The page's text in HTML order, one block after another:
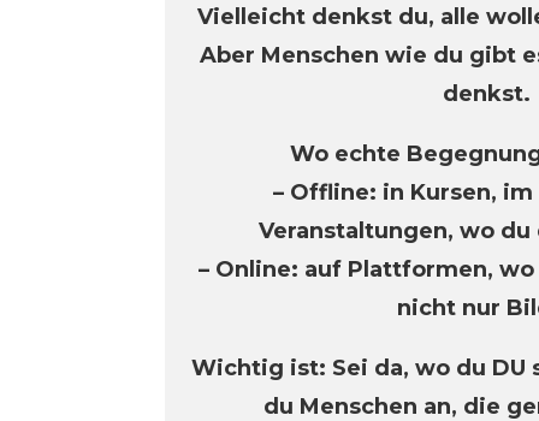
Vielleicht denkst du, alle
Aber Menschen wie du gibt
denkst.
Wo echte
– Offline: in Kursen,
Veranstaltungen, wo
– Online: auf Plattformen,
nicht nur
Wichtig ist: Sei da, wo du DU
du Menschen an, die